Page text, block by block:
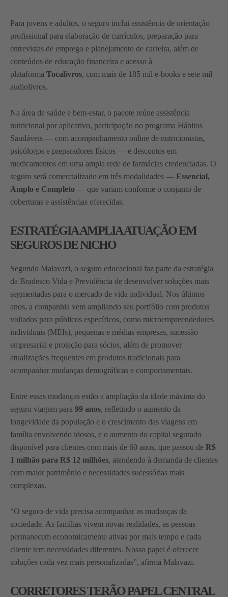
Para jovens e adultos, o seguro inclui assistência de orientação
profissional para elaboração de currículos, preparação para
entrevistas de emprego e planejamento de carreira, além de
conteúdos de educação financeira e acesso à
plataforma Tocalivros, com mais de 185 mil e-books e sete mil
audiolivros.
Na área de saúde e bem-estar, o pacote reúne assistência
nutricional por aplicativo, participação no programa Hábitos
Saudáveis — com acompanhamento online de nutricionistas,
psicólogos e preparadores físicos — e descontos em
medicamentos em uma ampla rede de farmácias credenciadas. O
seguro será comercializado em três modalidades — Essencial,
Amplo e Completo — que variam conforme o conjunto de
coberturas e assistências oferecidas.
ESTRATÉGIA AMPLIA ATUAÇÃO EM
SEGUROS DE NICHO
Segundo Malavazi, o seguro educacional faz parte da estratégia
da Bradesco Vida e Previdência de desenvolver soluções mais
segmentadas para o mercado de vida individual. Nos últimos
anos, a companhia vem ampliando seu portfólio com produtos
voltados para públicos específicos, como microempreendedores
individuais (MEIs), pequenas e médias empresas, sucessão
empresarial e proteção para sócios, além de promover
atualizações frequentes em produtos tradicionais para
acompanhar mudanças demográficas e comportamentais.
Entre essas mudanças estão a ampliação da idade máxima do
seguro viagem para 99 anos, refletindo o aumento da
longevidade da população e o crescimento das viagens em
família envolvendo idosos, e o aumento do capital segurado
disponível para clientes com mais de 60 anos, que passou de R$
1 milhão para R$ 12 milhões, atendendo à demanda de clientes
com maior patrimônio e necessidades sucessórias mais
complexas.
“O seguro de vida precisa acompanhar as mudanças da
sociedade. As famílias vivem novas realidades, as pessoas
permanecem economicamente ativas por mais tempo e cada
cliente tem necessidades diferentes. Nosso papel é oferecer
soluções cada vez mais personalizadas”, afirma Malavazi.
CORRETORES TERÃO PAPEL CENTRAL